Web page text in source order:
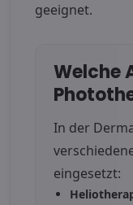
geeignet.
Welche
In der
eingesetzt: